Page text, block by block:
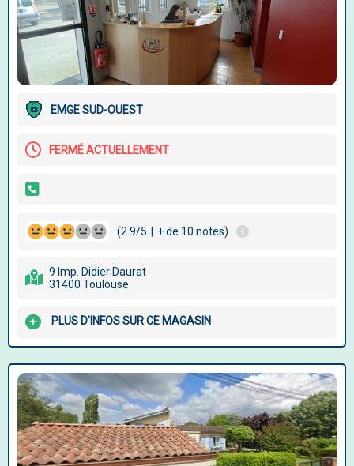
EMGE SUD-OUEST
FERMÉ ACTUELLEMENT
(2.9/5 + de 10 notes)
9 Imp. Didier Daurat
31400 Toulouse
PLUS D'INFOS SUR CE MAGASIN